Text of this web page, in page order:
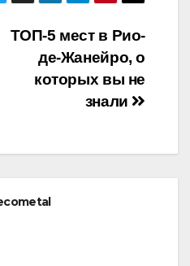
ТОП-5 мест в Рио-
де-Жанейро, о
которых вы не
знали